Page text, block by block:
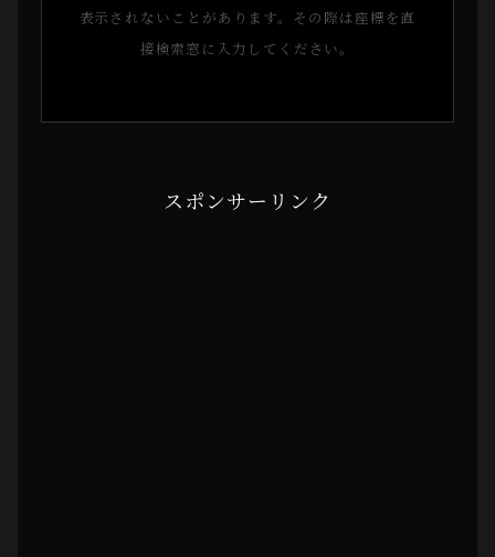
表示されないことがあります。その際は座標を直
接検索窓に入力してください。
スポンサーリンク